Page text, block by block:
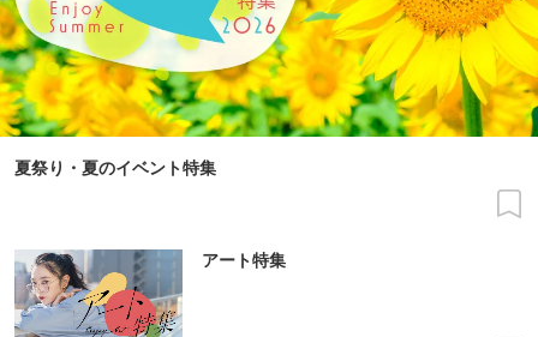
夏祭り・夏のイベント特集
アート特集